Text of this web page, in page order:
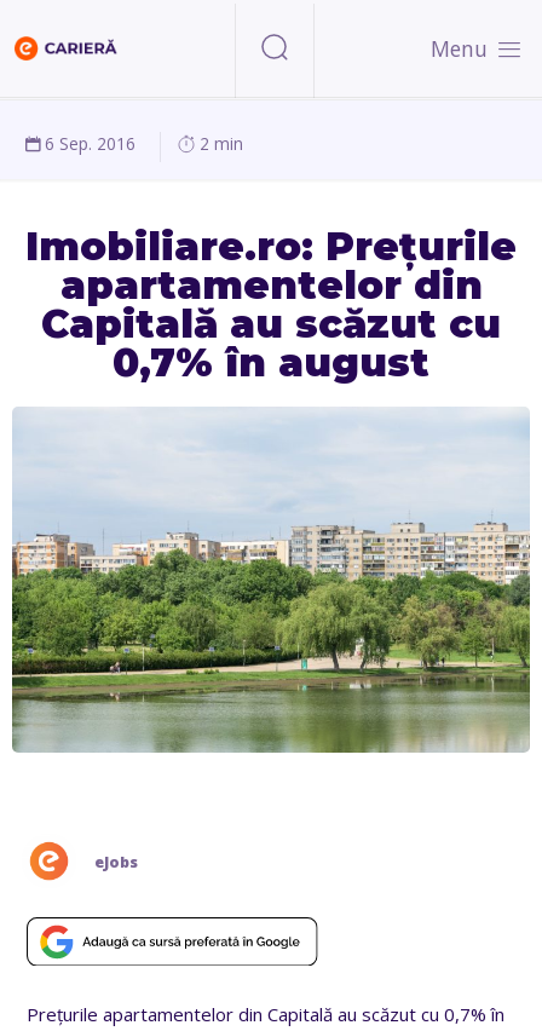
Menu
6 Sep. 2016 2 min
Imobiliare.ro: Prețurile
apartamentelor din
Capitală au scăzut cu
0,7% în august
eJobs
Prețurile apartamentelor din Capitală au scăzut cu 0,7% în